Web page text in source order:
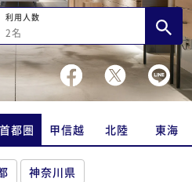
利用人数
2名
首都圏 甲信越 北陸 東海
神奈川県